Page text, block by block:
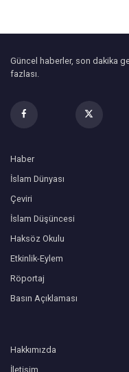
Güncel haberler, son dakika
fazlası.
Haber
İslam Dünyası
Çeviri
İslam Düşüncesi
Haksöz Okulu
Etkinlik-Eylem
Röportaj
Basın Açıklaması
Hakkımızda
İletişim